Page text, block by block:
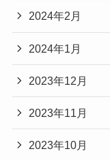
2024年2月
2024年1月
2023年12月
2023年11月
2023年10月